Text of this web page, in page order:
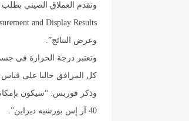
وعرض النتائج”.
وتعتبر درجة الحرارة في
كل المرافق حاليا على قياس
وذكر فوربس: “سيكون
40 آر إس بورشيه ديزاين”.